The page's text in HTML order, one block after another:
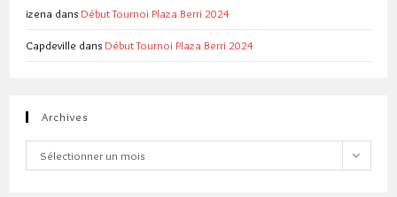
izena dans Début Tournoi Plaza Berri 2024
Capdeville dans Début Tournoi Plaza Berri 2024
Archives
Archives
Sélectionner un mois